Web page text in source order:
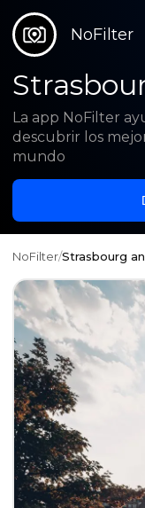
NoFilter
La app NoFilter
descubrir los
mundo
NoFilter/Strasbourg